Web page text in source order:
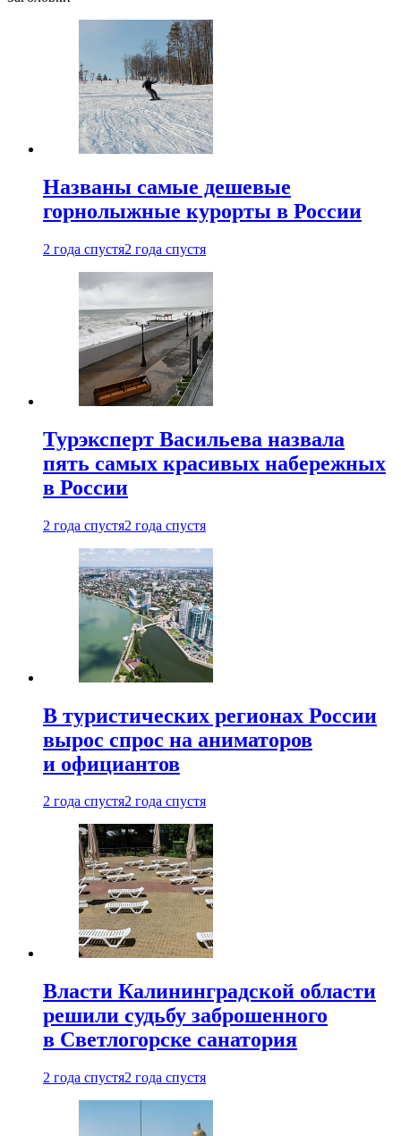
Названы самые дешевые
горнолыжные курорты в России
2 года спустя2 года спустя
Турэксперт Васильева назвала
пять самых красивых набережных
в России
2 года спустя2 года спустя
В туристических регионах России
вырос спрос на аниматоров
и официантов
2 года спустя2 года спустя
Власти Калининградской области
решили судьбу заброшенного
в Светлогорске санатория
2 года спустя2 года спустя